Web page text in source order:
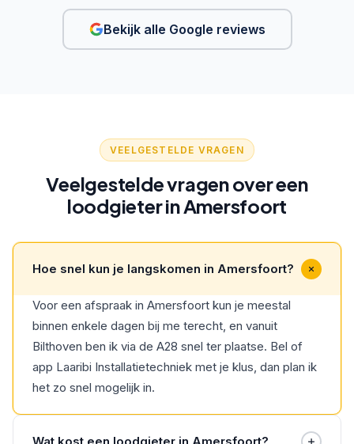
Bekijk alle Google reviews
VEELGESTELDE VRAGEN
Veelgestelde vragen over een
loodgieter in Amersfoort
Hoe snel kun je langskomen in Amersfoort?
Voor een afspraak in Amersfoort kun je meestal
binnen enkele dagen bij me terecht, en vanuit
Bilthoven ben ik via de A28 snel ter plaatse. Bel of
app Laaribi Installatietechniek met je klus, dan plan ik
het zo snel mogelijk in.